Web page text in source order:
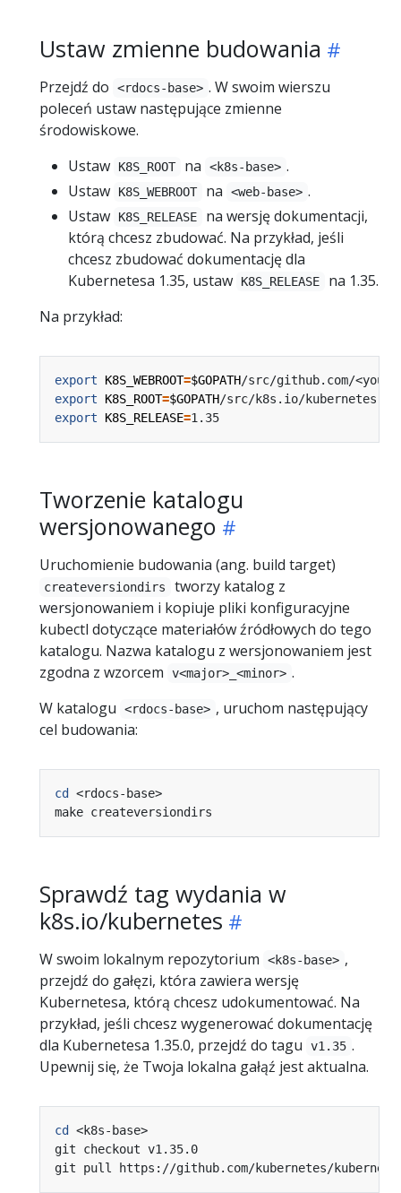
Ustaw zmienne budowania
Przejdź do <rdocs-base> . W swoim wierszu
poleceń ustaw następujące zmienne
środowiskowe.
Ustaw
K8S_ROOT na <k8s-base> .
Ustaw
K8S_WEBROOT na <web-base> .
Ustaw
K8S_RELEASE
na wersję dokumentacji,
którą chcesz zbudować. Na przykład, jeśli
chcesz zbudować dokumentację dla
Kubernetesa 1.35, ustaw
K8S_RELEASE
na 1.35.
Na przykład:
export K8S_WEBROOT=$GOPATH
export
K8S_ROOT=$GOPATH
export
K8S_RELEASE=
Tworzenie katalogu
wersjonowanego
Uruchomienie budowania (ang. build target)
createversiondirs
tworzy katalog z
wersjonowaniem i kopiuje pliki konfiguracyjne
kubectl dotyczące materiałów źródłowych do tego
katalogu. Nazwa katalogu z wersjonowaniem jest
zgodna z wzorcem
v<major>_<minor> .
W katalogu
<rdocs-base> , uruchom następujący
cel budowania:
cd
Sprawdź tag wydania w
k8s.io/kubernetes
W swoim lokalnym repozytorium <k8s-base> ,
przejdź do gałęzi, która zawiera wersję
Kubernetesa, którą chcesz udokumentować. Na
przykład, jeśli chcesz wygenerować dokumentację
dla Kubernetesa 1.35.0, przejdź do tagu
v1.35 .
Upewnij się, że Twoja lokalna gałąź jest aktualna.
cd